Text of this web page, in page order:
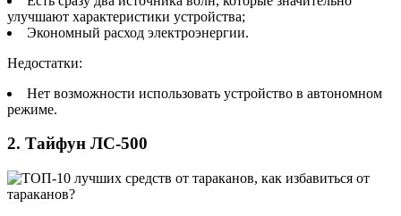
улучшают характеристики устройства;
Экономный расход электроэнергии.
Недостатки:
Нет возможности использовать устройство в автономном
режиме.
2. Тайфун ЛС-500